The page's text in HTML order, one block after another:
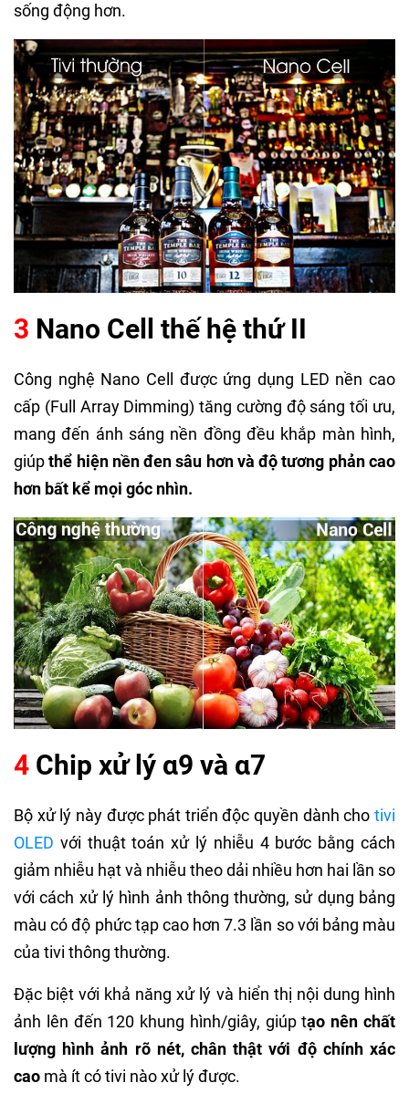
sống động hơn.
3 Nano Cell thế hệ thứ II
Công nghệ Nano Cell được ứng dụng LED nền cao
cấp (Full Array Dimming) tăng cường độ sáng tối ưu,
mang đến ánh sáng nền đồng đều khắp màn hình,
giúpthể hiện nền đen sâu hơn và độ tương phản cao
hơn bất kể mọi góc nhìn.
4 Chip xử lý α9 và α7
Bộ xử lý này được phát triển độc quyền dành cho tivi
OLED với thuật toán xử lý nhiễu 4 bước bằng cách
giảm nhiễu hạt và nhiễu theo dải nhiều hơn hai lần so
với cách xử lý hình ảnh thông thường, sử dụng bảng
màu có độ phức tạp cao hơn 7.3 lần so với bảng màu
của tivi thông thường.
Đặc biệt với khả năng xử lý và hiển thị nội dung hình
ảnh lên đến 120 khung hình/giây, giúp tạo nên chất
lượng hình ảnh rõ nét, chân thật với độ chính xác
cao mà ít có tivi nào xử lý được.